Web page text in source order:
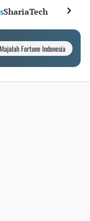
ShariaTech
Majalah Fortune Indonesia